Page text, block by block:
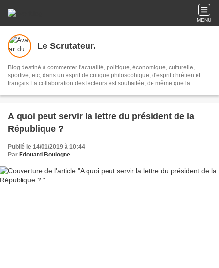
MENU
Le Scrutateur.
Blog destiné à commenter l'actualité, politique, économique, culturelle,
sportive, etc, dans un esprit de critique philosophique, d'esprit chrétien et
français.La collaboration des lecteurs est souhaitée, de même que la
A quoi peut servir la lettre du président de la
République ?
Publié le 14/01/2019 à 10:44
Par Edouard Boulogne